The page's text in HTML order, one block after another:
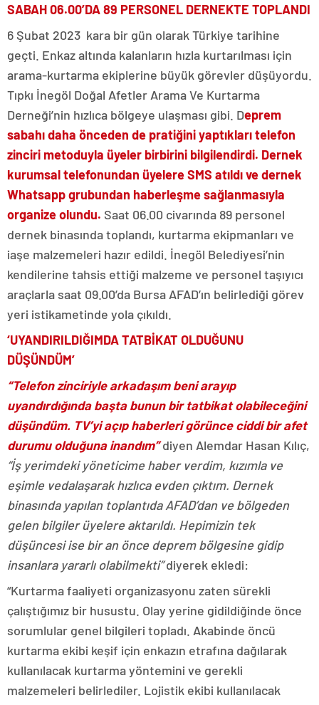
SABAH 06.00’DA 89 PERSONEL DERNEKTE TOPLANDI
6 Şubat 2023 kara bir gün olarak Türkiye tarihine
geçti. Enkaz altında kalanların hızla kurtarılması için
arama-kurtarma ekiplerine büyük görevler düşüyordu.
Tıpkı İnegöl Doğal Afetler Arama Ve Kurtarma
Derneği’nin hızlıca bölgeye ulaşması gibi. Deprem
sabahı daha önceden de pratiğini yaptıkları telefon
zinciri metoduyla üyeler birbirini bilgilendirdi. Dernek
kurumsal telefonundan üyelere SMS atıldı ve dernek
Whatsapp grubundan haberleşme sağlanmasıyla
organize olundu. Saat 06.00 civarında 89 personel
dernek binasında toplandı, kurtarma ekipmanları ve
iaşe malzemeleri hazır edildi. İnegöl Belediyesi’nin
kendilerine tahsis ettiği malzeme ve personel taşıyıcı
araçlarla saat 09.00’da Bursa AFAD’ın belirlediği görev
yeri istikametinde yola çıkıldı.
‘UYANDIRILDIĞIMDA TATBİKAT OLDUĞUNU
DÜŞÜNDÜM’
“Telefon zinciriyle arkadaşım beni arayıp
uyandırdığında başta bunun bir tatbikat olabileceğini
düşündüm. TV’yi açıp haberleri görünce ciddi bir afet
durumu olduğuna inandım”diyen Alemdar Hasan Kılıç,
“İş yerimdeki yöneticime haber verdim, kızımla ve
eşimle vedalaşarak hızlıca evden çıktım. Dernek
binasında yapılan toplantıda AFAD’dan ve bölgeden
gelen bilgiler üyelere aktarıldı. Hepimizin tek
düşüncesi ise bir an önce deprem bölgesine gidip
insanlara yararlı olabilmekti”diyerek ekledi:
“Kurtarma faaliyeti organizasyonu zaten sürekli
çalıştığımız bir husustu. Olay yerine gidildiğinde önce
sorumlular genel bilgileri topladı. Akabinde öncü
kurtarma ekibi keşif için enkazın etrafına dağılarak
kullanılacak kurtarma yöntemini ve gerekli
malzemeleri belirlediler. Lojistik ekibi kullanılacak